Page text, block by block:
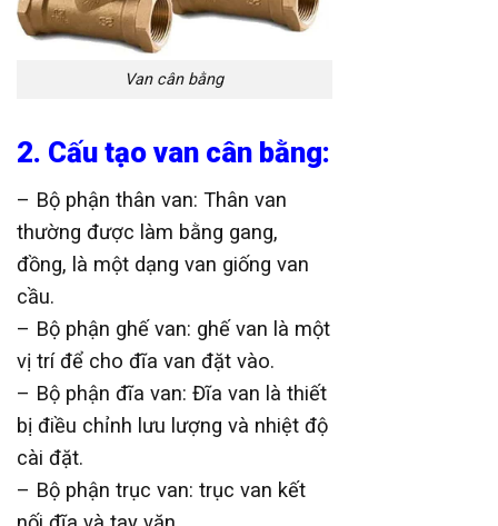
Van cân bằng
2. Cấu tạo van cân bằng:
– Bộ phận thân van: Thân van
thường được làm bằng gang,
đồng, là một dạng van giống van
cầu.
– Bộ phận ghế van: ghế van là một
vị trí để cho đĩa van đặt vào.
– Bộ phận đĩa van: Đĩa van là thiết
bị điều chỉnh lưu lượng và nhiệt độ
cài đặt.
– Bộ phận trục van: trục van kết